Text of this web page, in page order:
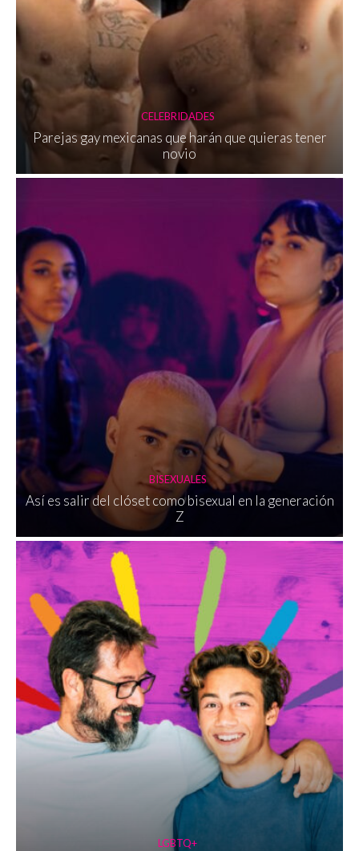
CELEBRIDADES
Parejas gay mexicanas que harán que quieras tener
novio
BISEXUALES
Así es salir del clóset como bisexual en la generación
Z
LGBTQ+